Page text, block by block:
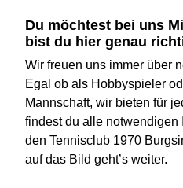
Du möchtest bei uns
bist du hier genau
Wir freuen uns immer über
Egal ob als Hobbyspieler
Mannschaft, wir bieten für
findest du alle notwendigen
den Tennisclub 1970
auf das Bild geht’s weiter.